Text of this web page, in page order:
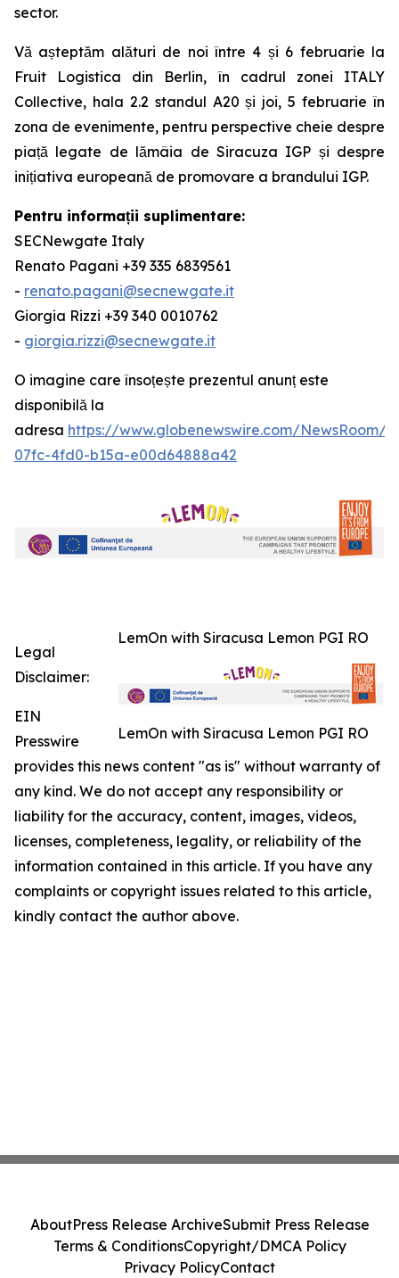
sector.
Vă așteptăm alături de noi între 4 și 6 februarie la
Fruit Logistica din Berlin, în cadrul zonei ITALY
Collective, hala 2.2 standul A20 și joi, 5 februarie în
zona de evenimente, pentru perspective cheie despre
piață legate de lămâia de Siracuza IGP și despre
inițiativa europeană de promovare a brandului IGP.
Pentru informații suplimentare:
SECNewgate Italy
Renato Pagani +39 335 6839561
- renato.pagani@secnewgate.it
Giorgia Rizzi +39 340 0010762
- giorgia.rizzi@secnewgate.it
O imagine care însoțește prezentul anunț este
disponibilă la
adresa https://www.globenewswire.com/NewsRoom/
07fc-4fd0-b15a-e00d64888a42
LemOn with Siracusa Lemon PGI RO
LemOn with Siracusa Lemon PGI RO
Legal
Disclaimer:
EIN
Presswire
provides this news content "as is" without warranty of
any kind. We do not accept any responsibility or
liability for the accuracy, content, images, videos,
licenses, completeness, legality, or reliability of the
information contained in this article. If you have any
complaints or copyright issues related to this article,
kindly contact the author above.
AboutPress Release ArchiveSubmit Press Release
Terms & ConditionsCopyright/DMCA Policy
Privacy PolicyContact